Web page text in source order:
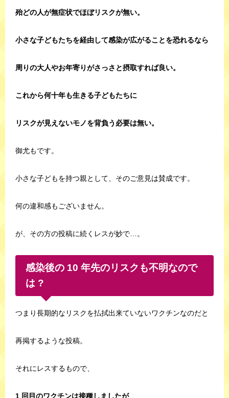
殆どの人が無症状でほぼリスクが無い。
小さな子どもたちを経由して感染が広がることを恐れるなら
周りの大人やお年寄りがさっさと摂取すれば良い。
これから何十年も生きる子どもたちに
リスクが見えないモノを背負う必要は無い。
御尤もです。
小さな子どもを持つ親として、そのご意見は賛成です。
何の違和感もございません。
が、その方の投稿に続くレスが妙で…。
感染後の 10 年先のリスクも不明なので
は ?
つまり長期的なリスクを払拭出来ていないワクチンなのだと
再掲するような投稿。
それにレスするもので、
1 回目のワクチンは接種しましたが